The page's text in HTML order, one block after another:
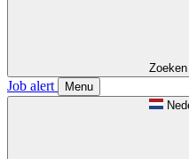
Zoeken
Job alert
Menu